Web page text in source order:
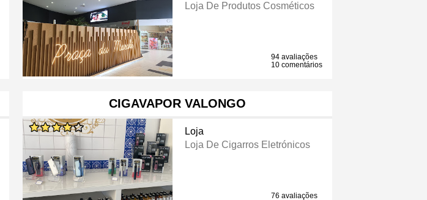
Loja De Produtos Cosméticos
94 avaliações
10 comentários
CIGAVAPOR VALONGO
Loja
Loja De Cigarros Eletrónicos
76 avaliações